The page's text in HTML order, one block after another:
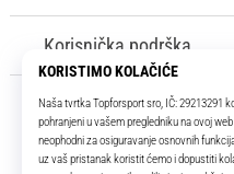
Korisnička podrška